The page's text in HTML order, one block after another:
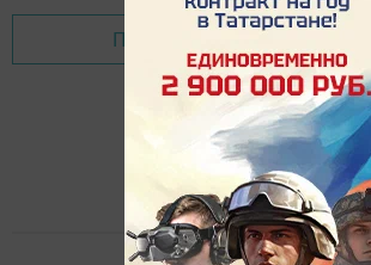
Перейти на страницу новости